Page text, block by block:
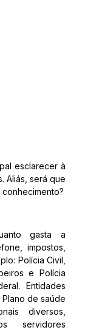
esclarecer à
Aliás, será que
gasta a
impostos,
Polícia Civil,
e Polícia
Entidades
de saúde
diversos,
servidores